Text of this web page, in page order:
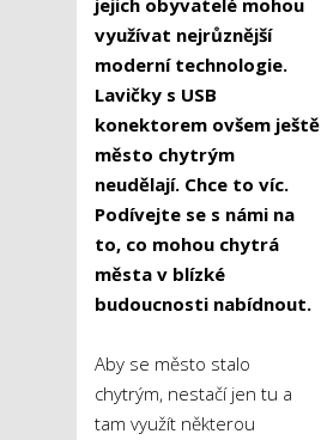
jejich obyvatelé mohou
využívat nejrůznější
moderní technologie.
Lavičky s USB
konektorem ovšem ještě
město chytrým
neudělají. Chce to víc.
Podívejte se s námi na
to, co mohou chytrá
města v blízké
budoucnosti nabídnout.
Aby se město stalo
chytrým, nestačí jen tu a
tam využít některou